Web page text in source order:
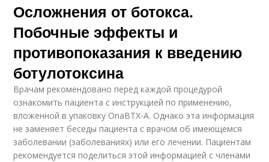
Осложнения от ботокса.
Побочные эффекты и
противопоказания к введению
ботулотоксина
Врачам рекомендовано перед каждой процедурой
ознакомить пациента с инструкцией по применению,
вложенной в упаковку OnaBTX-A. Однако эта информация
не заменяет беседы пациента с врачом об имеющемся
заболевании (заболеваниях) или его лечении. Пациентам
рекомендуется поделиться этой информацией с членами